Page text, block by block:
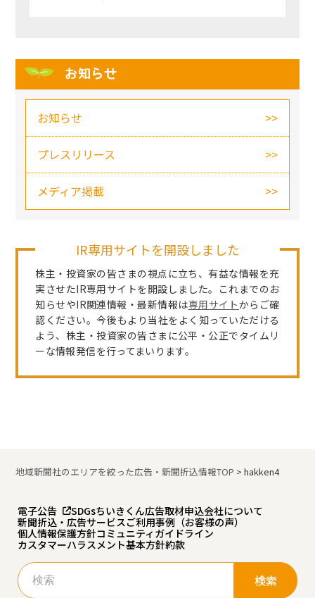
お知らせ
お知らせ
プレスリリース
メディア掲載
IR専用サイトを開設しました
株主・投資家の皆さまの視点に立ち、有益な情報を充
実させたIR専用サイトを開設しました。これまでのお
知らせやIR関連情報・最新情報は専用サイトからご確
認ください。今後もより当社をよく知っていただける
よう、株主・投資家の皆さまに公平・公正でタイムリ
ーな情報発信を行ってまいります。
地域新聞社のエリアを絞った広告・新聞折込情報TOP >hakken4
電子公告 SDGsちいきくん広告取材申込会社について
新聞折込・広告サービスご利用事例（お客様の声）
個人情報保護方針コミュニティガイドライン
カスタマーハラスメント基本方針約款
検
索: